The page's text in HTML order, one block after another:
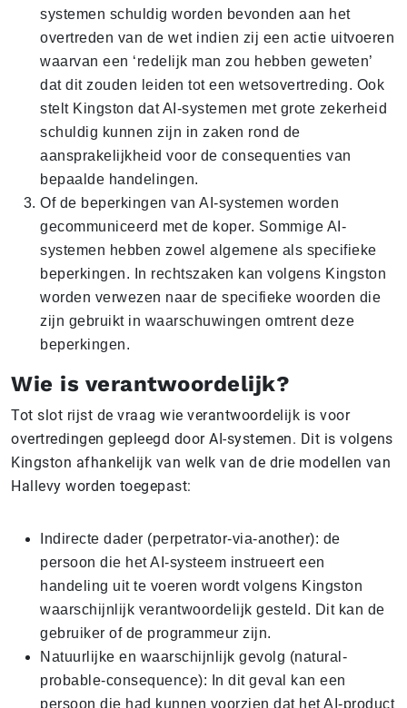
systemen schuldig worden bevonden aan het
overtreden van de wet indien zij een actie uitvoeren
waarvan een ‘redelijk man zou hebben geweten’
dat dit zouden leiden tot een wetsovertreding. Ook
stelt Kingston dat AI-systemen met grote zekerheid
schuldig kunnen zijn in zaken rond de
aansprakelijkheid voor de consequenties van
bepaalde handelingen.
Of de beperkingen van AI-systemen worden
gecommuniceerd met de koper. Sommige AI-
systemen hebben zowel algemene als specifieke
beperkingen. In rechtszaken kan volgens Kingston
worden verwezen naar de specifieke woorden die
zijn gebruikt in waarschuwingen omtrent deze
beperkingen.
Wie is verantwoordelijk?
Tot slot rijst de vraag wie verantwoordelijk is voor
overtredingen gepleegd door AI-systemen. Dit is volgens
Kingston afhankelijk van welk van de drie modellen van
Hallevy worden toegepast:
Indirecte dader (perpetrator-via-another): de
persoon die het AI-systeem instrueert een
handeling uit te voeren wordt volgens Kingston
waarschijnlijk verantwoordelijk gesteld. Dit kan de
gebruiker of de programmeur zijn.
Natuurlijke en waarschijnlijk gevolg (natural-
probable-consequence): In dit geval kan een
persoon die had kunnen voorzien dat het AI-product